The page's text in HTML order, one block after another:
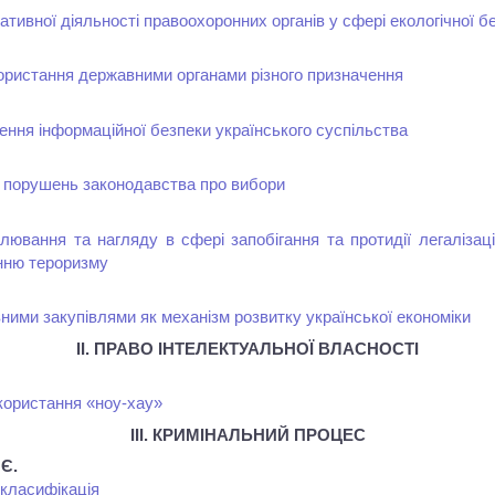
діяльності правоохоронних органів у сфері екологічної
державними органами різного призначення
інформаційної безпеки українського суспільства
законодавства про вибори
та нагляду в сфері запобігання та протидії
тероризму
закупівлями як механізм розвитку української економіки
ІІ. ПРАВО ІНТЕЛЕКТУАЛЬНОЇ ВЛАСНОСТІ
«ноу-хау»
ІІІ. КРИМІНАЛЬНИЙ ПРОЦЕС